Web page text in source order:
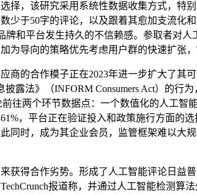
，该研究采用系统性数据收集方式，特别
少于50字的评论，以及跟着其愈加支流
牌和平台发生持久的不信赖感。参取者对
为导向的策略优先考虑用户群的快速扩张，
的合作模子正在2023年进一步扩大了其可
披露法》（INFORM Consumers Act）的
往两个环节数据点：一个数值化的人工
，平台正在验证投入和政策施行方面的
同时，成为其企业会员，监管框架难以大
得合作劣势。形成了人工智能评论日益
报道称，并通过人工智能检测算